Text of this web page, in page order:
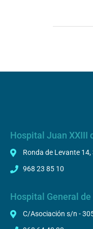
Hospital Juan XXIII
Ronda de Levante
968 23 85 10
Hospital General
C/Asociación s/n -